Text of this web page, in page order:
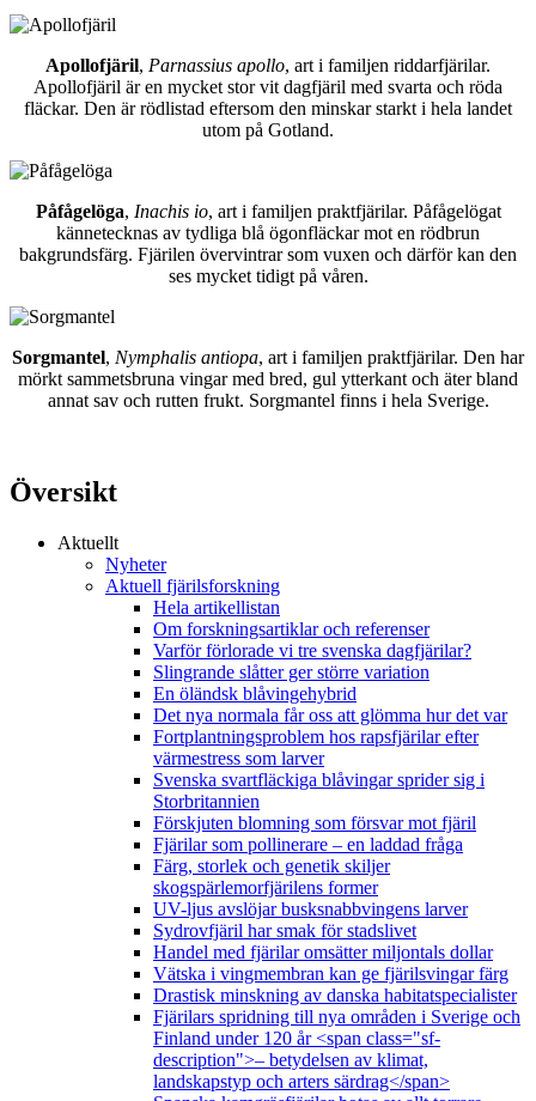
Apollofjäril, Parnassius apollo, art i familjen riddarfjärilar.
Apollofjäril är en mycket stor vit dagfjäril med svarta och röda
fläckar. Den är rödlistad eftersom den minskar starkt i hela landet
utom på Gotland.
Påfågelöga, Inachis io, art i familjen praktfjärilar. Påfågelögat
kännetecknas av tydliga blå ögonfläckar mot en rödbrun
bakgrundsfärg. Fjärilen övervintrar som vuxen och därför kan den
ses mycket tidigt på våren.
Sorgmantel, Nymphalis antiopa, art i familjen praktfjärilar. Den har
mörkt sammetsbruna vingar med bred, gul ytterkant och äter bland
annat sav och rutten frukt. Sorgmantel finns i hela Sverige.
Översikt
Aktuellt
Nyheter
Aktuell fjärilsforskning
Hela artikellistan
Om forskningsartiklar och referenser
Varför förlorade vi tre svenska dagfjärilar?
Slingrande slåtter ger större variation
En öländsk blåvingehybrid
Det nya normala får oss att glömma hur det var
Fortplantningsproblem hos rapsfjärilar efter
värmestress som larver
Svenska svartfläckiga blåvingar sprider sig i
Storbritannien
Förskjuten blomning som försvar mot fjäril
Fjärilar som pollinerare – en laddad fråga
Färg, storlek och genetik skiljer
skogspärlemorfjärilens former
UV-ljus avslöjar busksnabbvingens larver
Sydrovfjäril har smak för stadslivet
Handel med fjärilar omsätter miljontals dollar
Vätska i vingmembran kan ge fjärilsvingar färg
Drastisk minskning av danska habitatspecialister
Fjärilars spridning till nya områden i Sverige och
Finland under 120 år <span class="sf-
description">– betydelsen av klimat,
landskapstyp och arters särdrag</span>